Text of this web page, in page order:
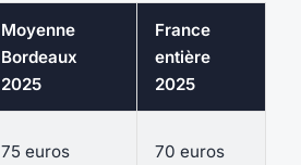
Moyenne
Bordeaux
2025
France
entière
2025
75 euros 70 euros